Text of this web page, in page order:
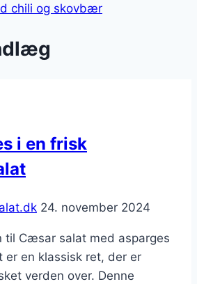
chili og skovbær
i en frisk
24. november 2024
til Cæsar salat med asparges
er en klassisk ret, der er
verden over. Denne